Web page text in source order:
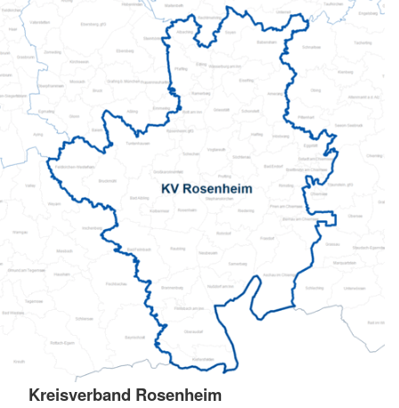
Kreisverband Rosenheim